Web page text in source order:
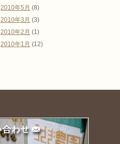
2010年5月 (8)
2010年3月 (3)
2010年2月 (1)
2010年1月 (12)